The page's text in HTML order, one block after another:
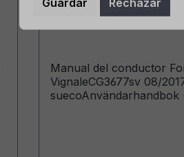
Kuga Vignale
Manual del conductor
VignaleCG3677sv 08/
suecoAnvändarhandbok